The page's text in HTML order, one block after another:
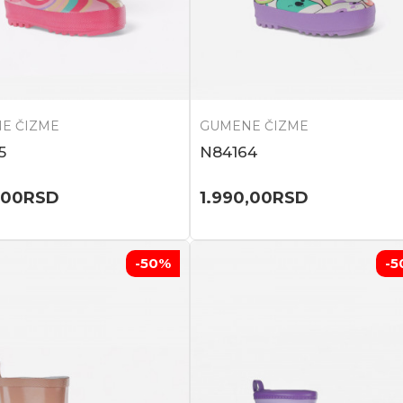
ČIZME
RSD
GUMENE ČIZME
N84164
1.990,00RSD
-50% -